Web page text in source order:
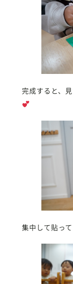
完成すると、
集中して貼って